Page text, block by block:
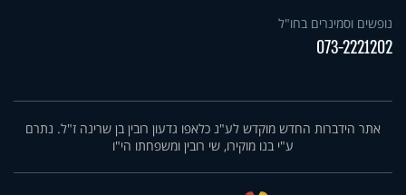
נופשים וסמינרים בחו"ל
073-2221202
אתר הידברות החדש מוקדש לע"נ כלאפו גדעון רובין בן שרינה ז"ל. נתרם
ע"י בנו מוקירו, שי רובין ומשפחתו הי"ו